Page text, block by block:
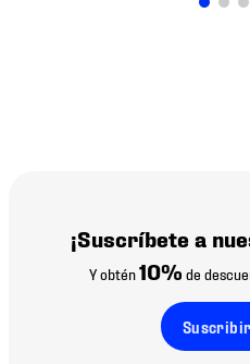
¡Suscríbete a
Y obtén10% de